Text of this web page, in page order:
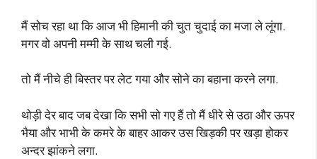
मैं सोच रहा था कि आज भी हिमानी की चुत चुदाई का मजा ले लूंगा.
मगर वो अपनी मम्मी के साथ चली गई.
तो मैं नीचे ही बिस्तर पर लेट गया और सोने का बहाना करने लगा.
थोड़ी देर बाद जब देखा कि सभी सो गए हैं तो मैं धीरे से उठा और ऊपर
भैया और भाभी के कमरे के बाहर आकर उस खिड़की पर खड़ा होकर
अन्दर झांकने लगा.